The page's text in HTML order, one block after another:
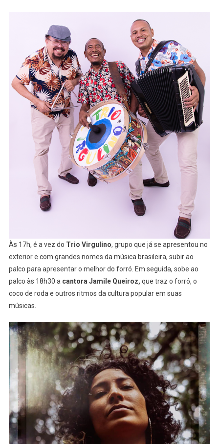
Às 17h, é a vez do Trio Virgulino, grupo que já se apresentou no
exterior e com grandes nomes da música brasileira, subir ao
palco para apresentar o melhor do forró. Em seguida, sobe ao
palco às 18h30 a cantora Jamile Queiroz, que traz o forró, o
coco de roda e outros ritmos da cultura popular em suas
músicas.